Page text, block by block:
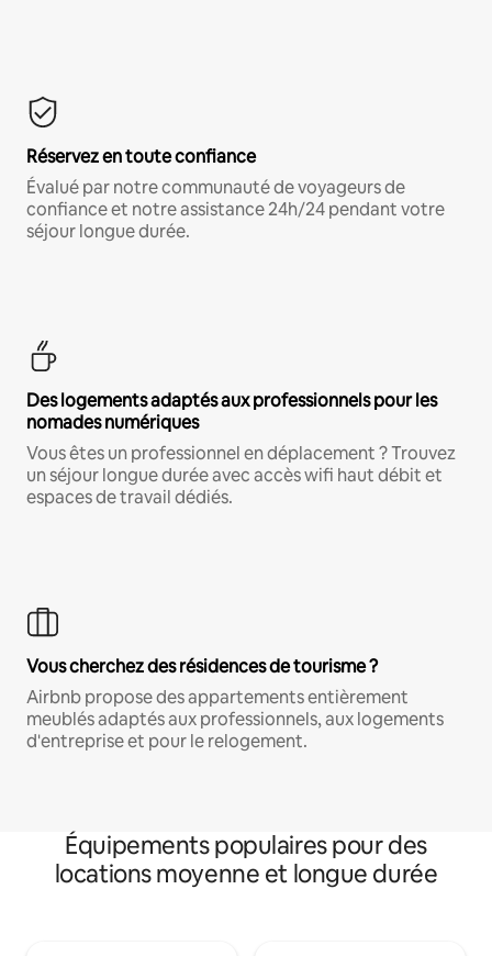
Réservez en toute confiance
Évalué par notre communauté de voyageurs de
confiance et notre assistance 24h/24 pendant votre
séjour longue durée.
Des logements adaptés aux professionnels pour les
nomades numériques
Vous êtes un professionnel en déplacement ? Trouvez
un séjour longue durée avec accès wifi haut débit et
espaces de travail dédiés.
Vous cherchez des résidences de tourisme ?
Airbnb propose des appartements entièrement
meublés adaptés aux professionnels, aux logements
d'entreprise et pour le relogement.
Équipements populaires pour des
locations moyenne et longue durée